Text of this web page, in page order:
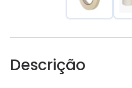
Descrição